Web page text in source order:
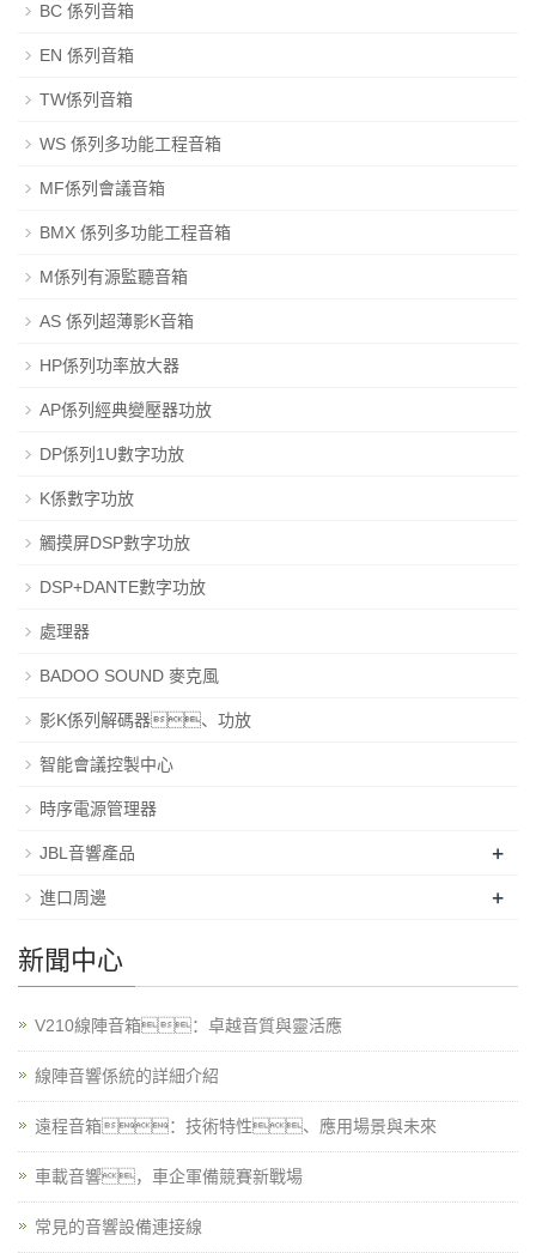
BC 係列音箱
EN 係列音箱
TW係列音箱
WS 係列多功能工程音箱
MF係列會議音箱
BMX 係列多功能工程音箱
M係列有源監聽音箱
AS 係列超薄影K音箱
HP係列功率放大器
AP係列經典變壓器功放
DP係列1U數字功放
K係數字功放
觸摸屏DSP數字功放
DSP+DANTE數字功放
處理器
BADOO SOUND 麥克風
影K係列解碼器、功放
智能會議控製中心
時序電源管理器
JBL音響產品 +
進口周邊 +
新聞中心
V210線陣音箱：卓越音質與靈活應
線陣音響係統的詳細介紹
遠程音箱：技術特性、應用場景與未來
車載音響，車企軍備競賽新戰場
常見的音響設備連接線